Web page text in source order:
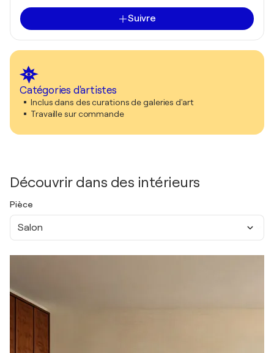
Suivre
Catégories d'artistes
Inclus dans des curations de galeries d'art
Travaille sur commande
Découvrir dans des intérieurs
Pièce
Salon